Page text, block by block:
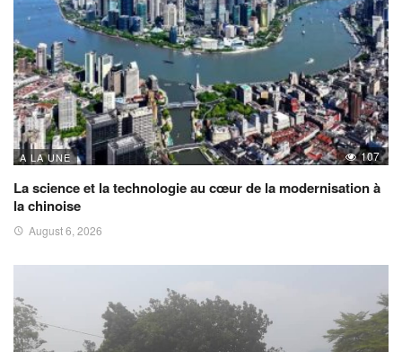
A LA UNE 107
La science et la technologie au cœur de la modernisation à
la chinoise
August 6, 2026